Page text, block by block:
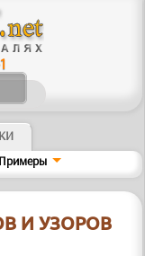
Примеры
И УЗОРОВ